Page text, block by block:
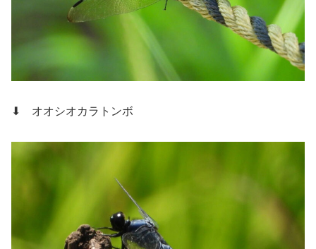
⬇ オオシオカラトンボ